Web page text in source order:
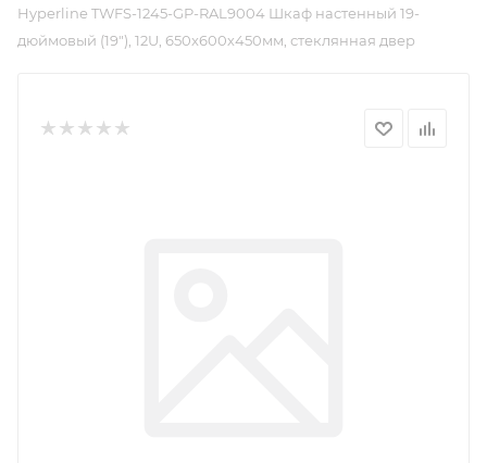
Hyperline TWFS-1245-GP-RAL9004 Шкаф настенный 19-
дюймовый (19"), 12U, 650x600х450мм, стеклянная двер